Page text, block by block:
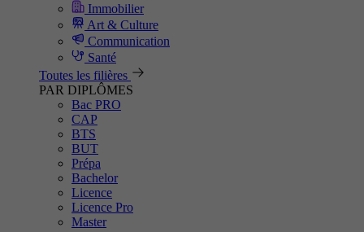
Immobilier
Art & Culture
Communication
Santé
Toutes les filières
PAR DIPLÔMES
Bac PRO
CAP
BTS
BUT
Prépa
Bachelor
Licence
Licence Pro
Master